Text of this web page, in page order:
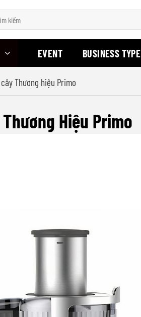
EVENT BUSINESS TYPE
Thương hiệu Primo
Hiệu Primo